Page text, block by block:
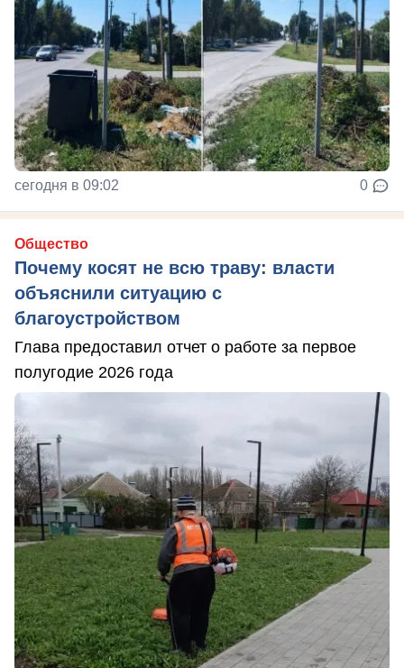
сегодня в 09:02 0
Общество
Почему косят не всю траву: власти
объяснили ситуацию с
благоустройством
Глава предоставил отчет о работе за первое
полугодие 2026 года